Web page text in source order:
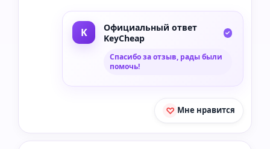
Официальный ответ
KeyCheap
Спасибо за отзыв, рады были
помочь!
Мне нравится